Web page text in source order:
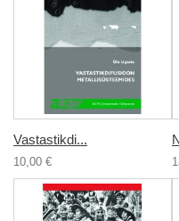
Vastastikdi...
10,00 €